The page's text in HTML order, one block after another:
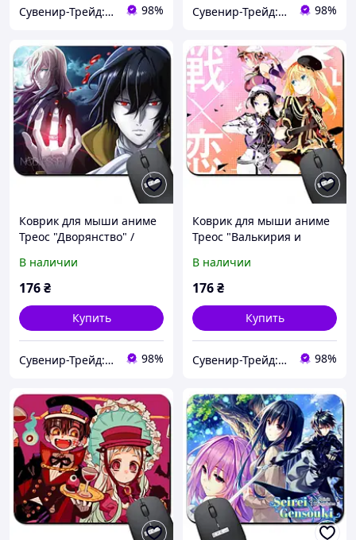
Сувенир-Трейд: изготовление и продажа сувенирной и печатной продукции. 98% Сувенир-Трейд: изготовление и продажа сувенирной и печатной продукции. 98%
Коврик для мыши аниме
Треос "Дворянство" /
В наличии
176₴
Купить
Сувенир-Трейд: изготовление и продажа сувенирной и печатной продукции. 98%
Коврик для мыши аниме
Треос "Валькирия и
938023 )
В наличии
176₴
Купить
Сувенир-Трейд: изготовление и продажа сувенирной и печатной продукции. 98%